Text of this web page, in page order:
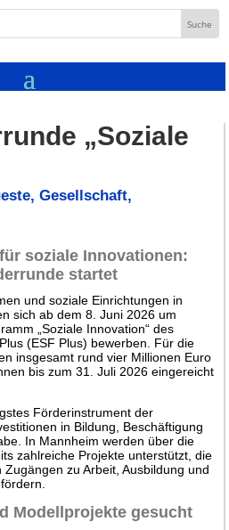
„Soziale
, Gesellschaft,
soziale Innovationen:
startet
und soziale Einrichtungen in
sich ab dem 8. Juni 2026 um
„Soziale Innovation“ des
(ESF Plus) bewerben. Für die
insgesamt rund vier Millionen Euro
bis zum 31. Juli 2026 eingereicht
Förderinstrument der
in Bildung, Beschäftigung
In Mannheim werden über die
zahlreiche Projekte unterstützt, die
zu Arbeit, Ausbildung und
Modellprojekte gesucht